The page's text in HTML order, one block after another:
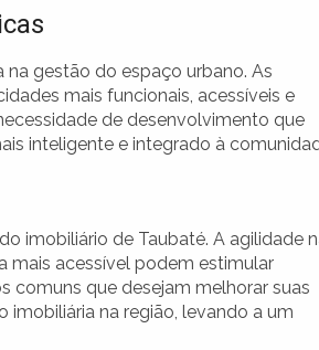
gestão do espaço urbano. As
mais funcionais, acessíveis e
de desenvolvimento que
inteligente e integrado à
imobiliário de Taubaté. A agilidade
mais acessível podem estimular
comuns que desejam melhorar suas
imobiliária na região, levando a um